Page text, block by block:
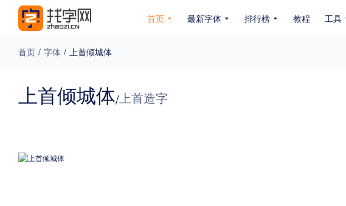
首页 最新字体
免费下载 收费下载 免费商用
排行榜 教程 工具
首页 / 字体 / 上首倾城体
上首倾城体/上首造字